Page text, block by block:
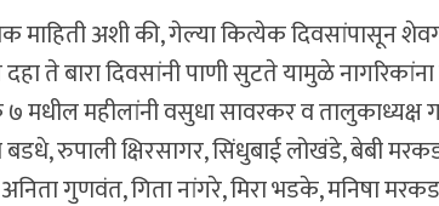
माहिती अशी की, गेल्या कित्येक दिवसांपासून
ते बारा दिवसांनी पाणी सुटते यामुळे
७ मधील महीलांनी वसुधा सावरकर व
रुपाली क्षिरसागर, सिंधुबाई लोखंडे, बेबी
अनिता गुणवंत, गिता नांगरे, मिरा भडके, मनिषा